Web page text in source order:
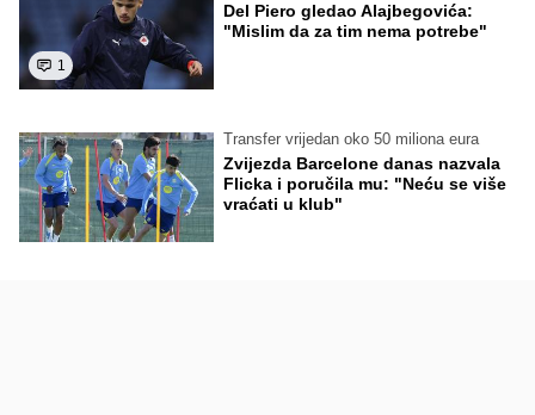
1
Del Piero gledao Alajbegovića:
"Mislim da za tim nema potrebe"
Transfer vrijedan oko 50 miliona eura
Zvijezda Barcelone danas nazvala
Flicka i poručila mu: "Neću se više
vraćati u klub"